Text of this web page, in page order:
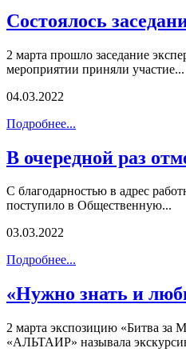
Состоялось
2 марта прошло заседание
мероприятии приняли участие...
04.03.2022
Подробнее...
В очередной раз
С благодарностью в адрес
поступило в Общественную...
03.03.2022
Подробнее...
«Нужно знать и
2 марта экспозицию «Битва
«АЛЬТАИР» называла